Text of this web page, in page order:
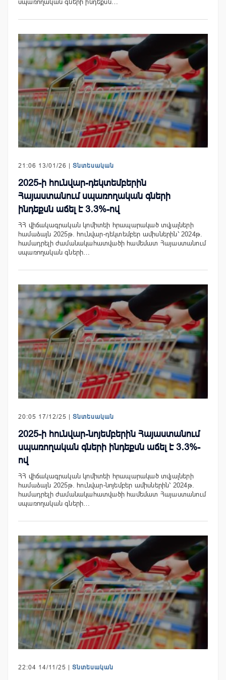
սպառողական գների ինդեքսն…
21:06 13/01/26 | Տնտեսական
2025-ի հունվար-դեկտեմբերին
Հայաստանում սպառողական գների
ինդեքսն աճել է 3․3%-ով
ՀՀ վիճակագրական կոմիտեի հրապարակած տվյալների
համաձայն 2025թ. հունվար-դեկտեմբեր ամիսներին՝ 2024թ.
համադրելի ժամանակահատվածի համեմատ Հայաստանում
սպառողական գների…
20:05 17/12/25 | Տնտեսական
2025-ի հունվար-նոյեմբերին Հայաստանում
սպառողական գների ինդեքսն աճել է 3․3%-
ով
ՀՀ վիճակագրական կոմիտեի հրապարակած տվյալների
համաձայն 2025թ. հունվար-նոյեմբեր ամիսներին՝ 2024թ.
համադրելի ժամանակահատվածի համեմատ Հայաստանում
սպառողական գների…
22:04 14/11/25 | Տնտեսական